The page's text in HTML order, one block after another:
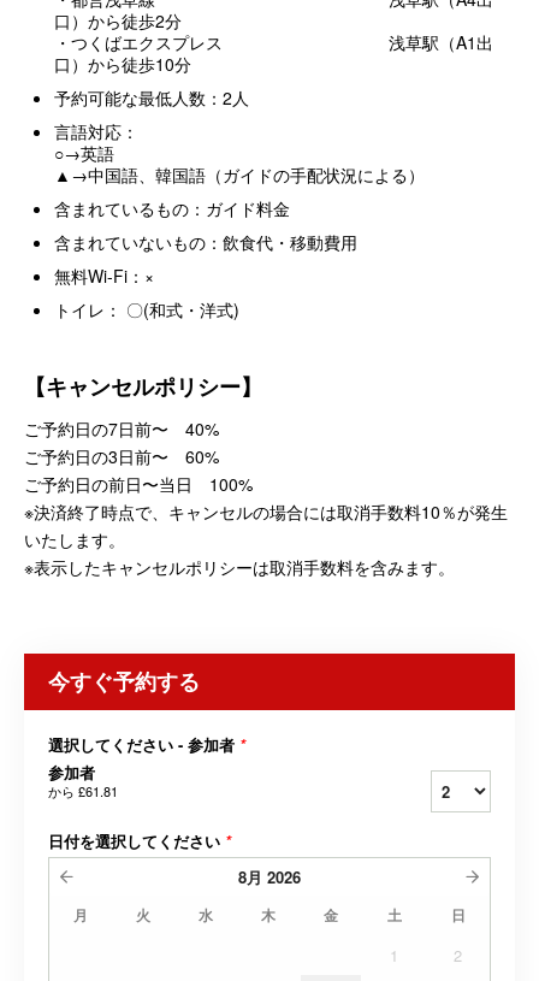
口）から徒歩2分
・つくばエクスプレス 浅草駅（A1出
口）から徒歩10分
予約可能な最低人数：2人
言語対応：
○→英語
▲→中国語、韓国語（ガイドの手配状況による）
含まれているもの：ガイド料金
含まれていないもの：飲食代・移動費用
無料Wi-Fi：×
トイレ： 〇(和式・洋式)
【キャンセルポリシー】
ご予約日の7日前〜 40%
ご予約日の3日前〜 60%
ご予約日の前日〜当日 100%
※決済終了時点で、キャンセルの場合には取消手数料10％が発生
いたします。
※表示したキャンセルポリシーは取消手数料を含みます。
今すぐ予約する
選択してください - 参加者 *
参加者
から £61.81
日付を選択してください *
8月 2026
月 火 水 木 金 土 日
1
2